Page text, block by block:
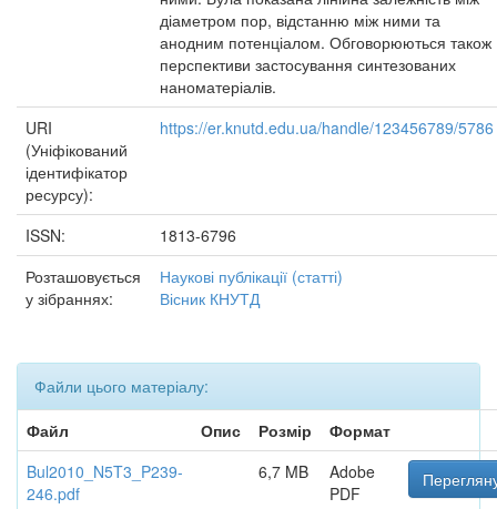
діаметром пор, відстанню між ними та
анодним потенціалом. Обговорюються також
перспективи застосування синтезованих
наноматеріалів.
URI
(Уніфікований
ідентифікатор
ресурсу):
https://er.knutd.edu.ua/handle/123456789/5786
ISSN:
1813-6796
Розташовується
у зібраннях:
Наукові публікації (статті)
Вісник КНУТД
Файли цього матеріалу:
Файл
Опис Розмір
Формат
Bul2010_N5T3_P239-
246.pdf
6,7 MB
Adobe
PDF